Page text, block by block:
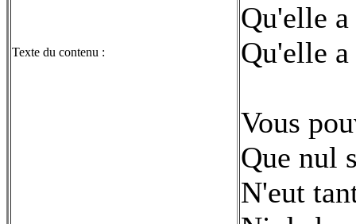
Texte du contenu :
Qu'elle
Qu'elle
Vous
Que nul
N'eut